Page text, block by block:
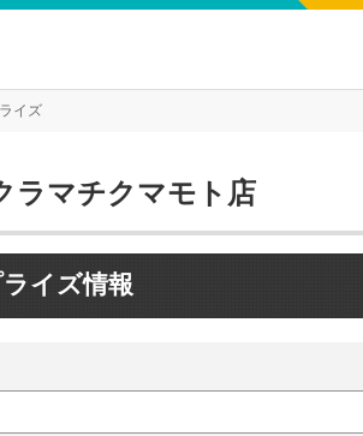
イズ
ラマチクマモト店
イズ情報